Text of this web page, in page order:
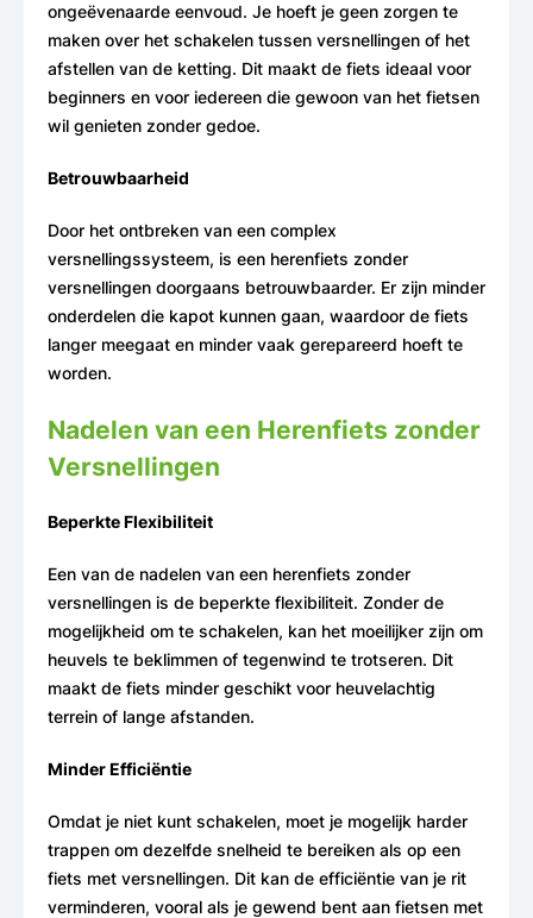
ongeëvenaarde eenvoud. Je hoeft je geen zorgen te
maken over het schakelen tussen versnellingen of het
afstellen van de ketting. Dit maakt de fiets ideaal voor
beginners en voor iedereen die gewoon van het fietsen
wil genieten zonder gedoe.
Betrouwbaarheid
Door het ontbreken van een complex
versnellingssysteem, is een herenfiets zonder
versnellingen doorgaans betrouwbaarder. Er zijn minder
onderdelen die kapot kunnen gaan, waardoor de fiets
langer meegaat en minder vaak gerepareerd hoeft te
worden.
Nadelen van een Herenfiets zonder
Versnellingen
Beperkte Flexibiliteit
Een van de nadelen van een herenfiets zonder
versnellingen is de beperkte flexibiliteit. Zonder de
mogelijkheid om te schakelen, kan het moeilijker zijn om
heuvels te beklimmen of tegenwind te trotseren. Dit
maakt de fiets minder geschikt voor heuvelachtig
terrein of lange afstanden.
Minder Efficiëntie
Omdat je niet kunt schakelen, moet je mogelijk harder
trappen om dezelfde snelheid te bereiken als op een
fiets met versnellingen. Dit kan de efficiëntie van je rit
verminderen, vooral als je gewend bent aan fietsen met